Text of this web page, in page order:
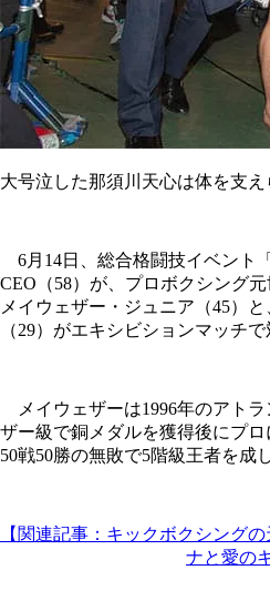
大号泣した那須川天心は体を支
6月14日、総合格闘技イベント
CEO（58）が、プロボクシング
メイウェザー・ジュニア（45）
（29）がエキシビションマッチ
メイウェザーは1996年のアト
ザー級で銅メダルを獲得後にプ
50戦50勝の無敗で5階級王者を成
【関連記事：キックボクシング
ナと愛の